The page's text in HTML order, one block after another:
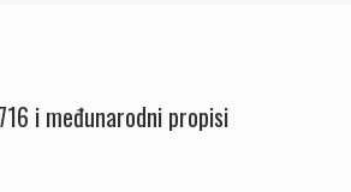
i međunarodni propisi